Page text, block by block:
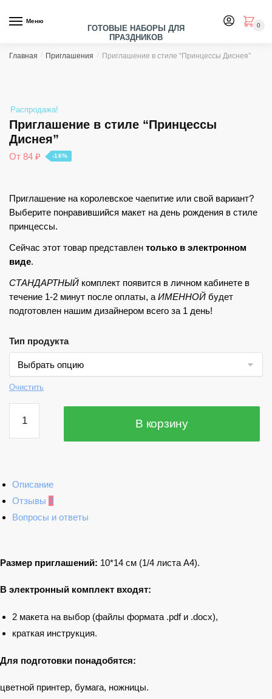
Меню
ГОТОВЫЕ НАБОРЫ ДЛЯ
ПРАЗДНИКОВ
0
Главная / Приглашения / Приглашение в стиле “Принцессы Диснея”
Распродажа!
Приглашение в стиле “Принцессы
Диснея”
От 84 ₽ -16%
Приглашение на королевское чаепитие или свой вариант?
Выберите понравившийся макет на день рождения в стиле
принцессы.
Сейчас этот товар представлен только в электронном
виде.
СТАНДАРТНЫЙ комплект появится в личном кабинете в
течение 1-2 минут после оплаты, а ИМЕННОЙ будет
подготовлен нашим дизайнером всего за 1 день!
Тип продукта
Очистить
товара
Приглашение
"Принцессы
Диснея"
В корзину
Описание
Отзывы 0
Вопросы и ответы
Размер приглашений: 10*14 см (1/4 листа А4).
В электронный комплект входят:
2 макета на выбор (файлы формата .pdf и .docx),
краткая инструкция.
Для подготовки понадобятся:
цветной принтер, бумага, ножницы.